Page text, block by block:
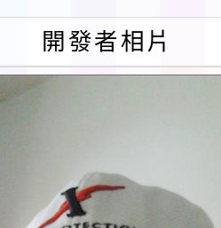
代課鐘點教
理後續甄選)
園市115學年
點」1份
學年度學生
案補助參觀特色
實施計畫」
開發者相片